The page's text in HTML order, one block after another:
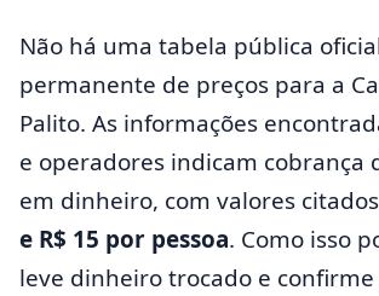
Não há uma tabela pública
permanente de preços para a
Palito. As informações
e operadores indicam cobrança
em dinheiro, com valores
e R$ 15 por pessoa. Como isso
leve dinheiro trocado e confirme